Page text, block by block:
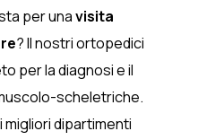
per unavisita
? Il nostri ortopedici
per la diagnosi e il
scheletriche.
dipartimenti